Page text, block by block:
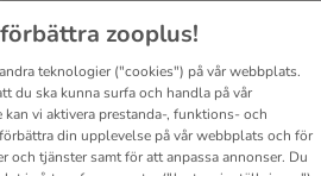
Website
Om företaget
zooplus!
teknologier ("cookies") på vår webbplats.
du ska kunna surfa och handla på vår
vi aktivera prestanda-, funktions- och
din upplevelse på vår webbplats och för
och tjänster samt för att anpassa annonser. Du